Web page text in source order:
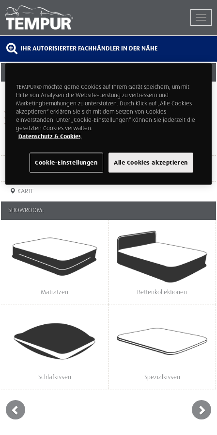
IHR AUTORISIERTER FACHHÄNDLER IN DER NÄHE
Luzernerstrasse 64
6030
Ebikon
Luzern
TELEFON: 041 429 30 60
KARTE
SHOWROOM:
Matratzen Bettenkollektionen
Schlafkissen Spezialkissen
TEMPUR® möchte gerne Cookies auf Ihrem Gerät speichern, um mit
Hilfe von Analysen die Website-Leistung zu verbessern und
Marketingbemühungen zu unterstützen. Durch Klick auf „Alle Cookies
akzeptieren“ erklären Sie sich mit dem Setzen von Cookies
einverstanden. Unter „Cookie-Einstellungen“ können Sie jederzeit die
gesetzten Cookies verwalten.
Datenschutz & Cookies
Alle Cookies akzeptieren
Cookie-Einstellungen